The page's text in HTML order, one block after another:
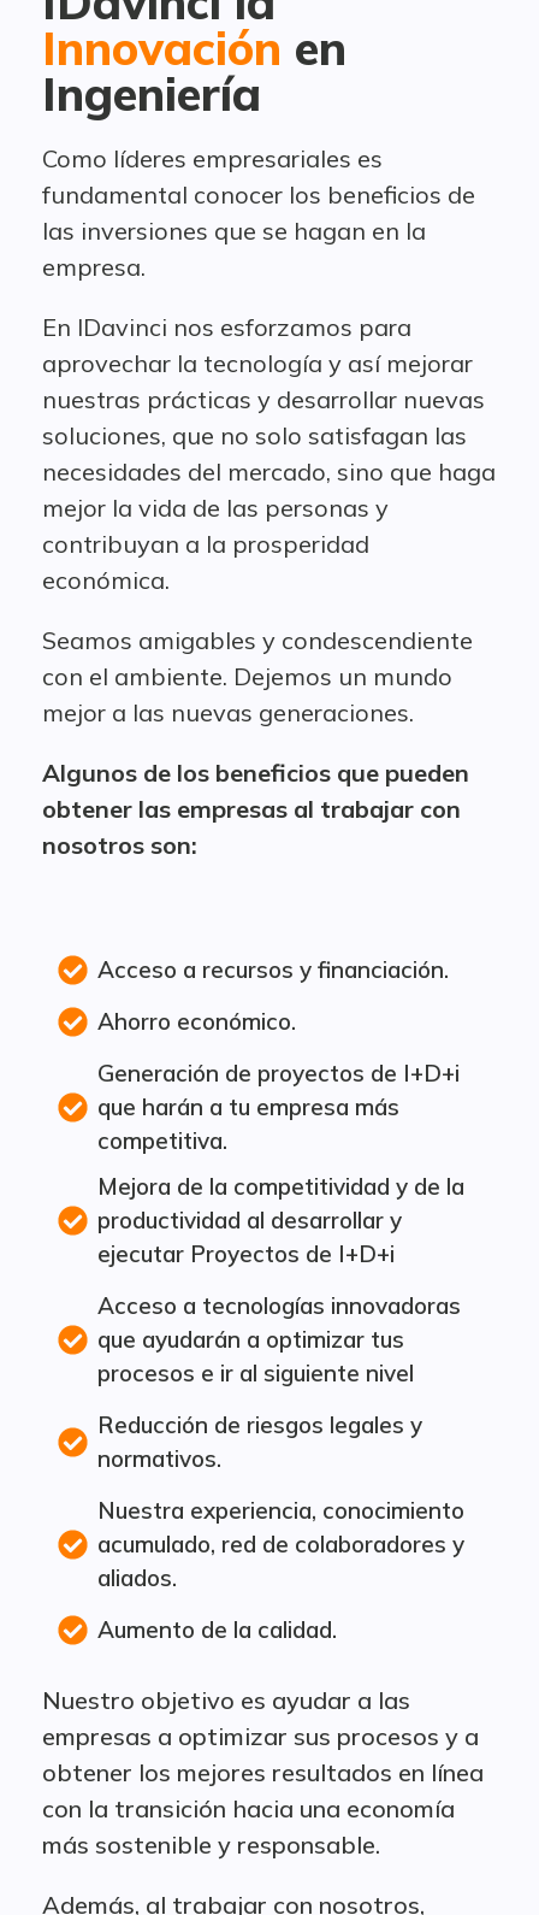
Innovación en
Ingeniería
Como líderes empresariales es
fundamental conocer los beneficios de
las inversiones que se hagan en la
empresa.
En IDavinci nos esforzamos para
aprovechar la tecnología y así mejorar
nuestras prácticas y desarrollar nuevas
soluciones, que no solo satisfagan las
necesidades del mercado, sino que haga
mejor la vida de las personas y
contribuyan a la prosperidad
económica.
Seamos amigables y condescendiente
con el ambiente. Dejemos un mundo
mejor a las nuevas generaciones.
Algunos de los beneficios que pueden
obtener las empresas al trabajar con
nosotros son:
Acceso a recursos y financiación.
Ahorro económico.
Generación de proyectos de I+D+i
que harán a tu empresa más
competitiva.
Mejora de la competitividad y de la
productividad al desarrollar y
ejecutar Proyectos de I+D+i
Acceso a tecnologías innovadoras
que ayudarán a optimizar tus
procesos e ir al siguiente nivel
Reducción de riesgos legales y
normativos.
Nuestra experiencia, conocimiento
acumulado, red de colaboradores y
aliados.
Aumento de la calidad.
Nuestro objetivo es ayudar a las
empresas a optimizar sus procesos y a
obtener los mejores resultados en línea
con la transición hacia una economía
más sostenible y responsable.
Además, al trabajar con nosotros,